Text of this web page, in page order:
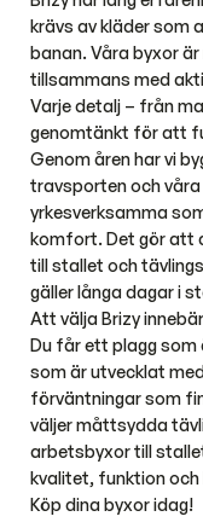
krävs av kläder som
banan. Våra byxor
tillsammans med
Varje detalj – från
genomtänkt för att
Genom åren har vi
travsporten och
yrkesverksamma
komfort. Det gör att
till stallet och
gäller långa dagar i
Att välja Brizy
Du får ett plagg
som är utvecklat
förväntningar som
väljer måttsydda
arbetsbyxor till
kvalitet, funktion
Köp dina byxor idag!